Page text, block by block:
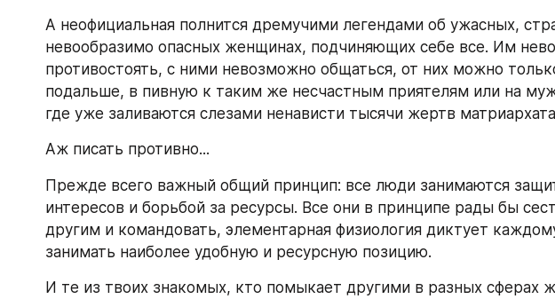
А неофициальная полнится дремучими легендами об ужасных,
невообразимо опасных женщинах, подчиняющих себе все. Им
противостоять, с ними невозможно общаться, от них можно
подальше, в пивную к таким же несчастным приятелям или на
где уже заливаются слезами ненависти тысячи жертв
Аж писать противно...
Прежде всего важный общий принцип: все люди занимаются
интересов и борьбой за ресурсы. Все они в принципе рады бы
другим и командовать, элементарная физиология диктует
занимать наиболее удобную и ресурсную позицию.
И те из твоих знакомых, кто помыкает другими в разных сферах